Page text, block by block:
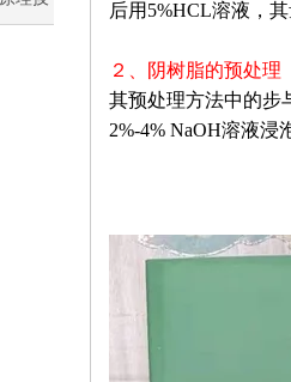
后用5%HCL溶液，
２、阴树脂的预处理
其预处理方法中的步
2%-4% NaOH溶液